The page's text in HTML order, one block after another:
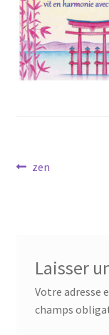
Mandalathèque
Me contacter
Vidéos
Navigation
Article
zen
Laisser
Votre adresse
champs